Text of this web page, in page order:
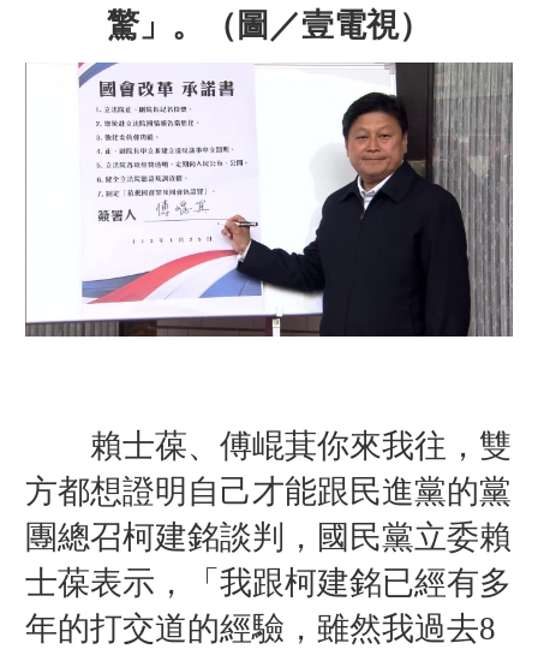
驚」。
（圖／壹電視）
賴士葆、傅崐萁你來我往，雙
方都想證明自己才能跟民進黨的黨
團總召柯建銘談判， 國民黨立委賴
士葆表示，「 我跟柯建銘已經有多
年的打交道的經驗，雖然我過去8